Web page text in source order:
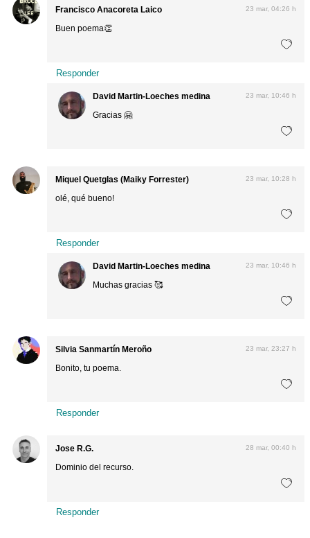
Francisco Anacoreta Laico 23 mar, 04:26 h
Buen poema👏
Responder
David Martin-Loeches medina 23 mar, 10:46 h
Gracias 🤗
Miquel Quetglas (Maiky Forrester) 23 mar, 10:28 h
olé, qué bueno!
Responder
David Martin-Loeches medina 23 mar, 10:46 h
Muchas gracias 🥰
Silvia Sanmartín Meroño 23 mar, 23:27 h
Bonito, tu poema.
Responder
Jose R.G. 28 mar, 00:40 h
Dominio del recurso.
Responder